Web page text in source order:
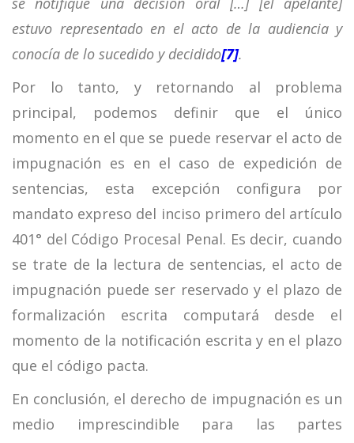
estuvo representado en el acto de la audiencia y
conocía de lo sucedido y decidido[7].
Por lo tanto, y retornando al problema
principal, podemos definir que el único
momento en el que se puede reservar el acto de
impugnación es en el caso de expedición de
sentencias, esta excepción configura por
mandato expreso del inciso primero del artículo
401° del Código Procesal Penal. Es decir, cuando
se trate de la lectura de sentencias, el acto de
impugnación puede ser reservado y el plazo de
formalización escrita computará desde el
momento de la notificación escrita y en el plazo
que el código pacta.
En conclusión, el derecho de impugnación es un
medio imprescindible para las partes